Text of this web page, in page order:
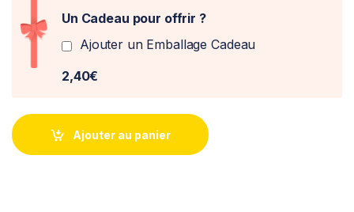
Un Cadeau pour offrir ?
Ajouter un Emballage Cadeau
2,40€
Ajouter au panier